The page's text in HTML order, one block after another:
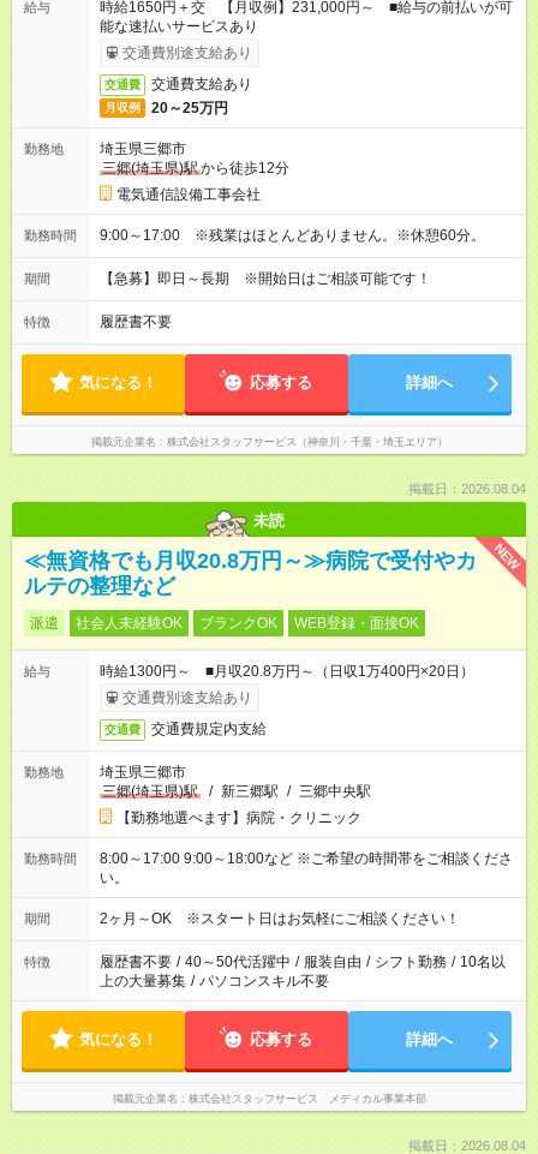
給与
時給1650円＋交 【月収例】231,000円～ ■給与の前払いが可
能な速払いサービスあり
交通費別途支給あり
交通費 交通費支給あり
月収例 20～25万円
勤務地
埼玉県三郷市
三郷(埼玉県)駅から徒歩12分
電気通信設備工事会社
勤務時間 9:00～17:00 ※残業はほとんどありません。※休憩60分。
期間 【急募】即日～長期 ※開始日はご相談可能です！
特徴 履歴書不要
気になる！ 応募する 詳細へ
掲載元企業名 株式会社スタッフサービス（神奈川・千葉・埼玉エリア）
掲載日：2026.08.04
未読
NEW
≪無資格でも月収20.8万円～≫病院で受付やカ
ルテの整理など
派遣 社会人未経験OK ブランクOK WEB登録・面接OK
給与
時給1300円～ ■月収20.8万円～（日収1万400円×20日）
交通費別途支給あり
交通費 交通費規定内支給
勤務地
埼玉県三郷市
三郷(埼玉県)駅
/ 新三郷駅 / 三郷中央駅
【勤務地選べます】病院・クリニック
勤務時間
8:00～17:00 9:00～18:00など ※ご希望の時間帯をご相談くださ
い。
期間 2ヶ月～OK ※スタート日はお気軽にご相談ください！
特徴 履歴書不要 / 40～50代活躍中 / 服装自由 / シフト勤務 / 10名以
上の大量募集 / パソコンスキル不要
気になる！ 応募する 詳細へ
掲載元企業名 株式会社スタッフサービス メディカル事業本部
掲載日：2026.08.04